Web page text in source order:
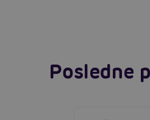
Posledne